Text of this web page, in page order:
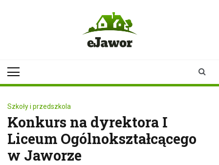
Szkoły i przedszkola
Konkurs na dyrektora I
Liceum Ogólnokształcącego
w Jaworze